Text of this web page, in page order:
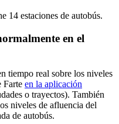
14 estaciones de autobús.
en el
tiempo real sobre los niveles
Farte en la aplicación
o trayectos). También
niveles de afluencia del
de autobús.